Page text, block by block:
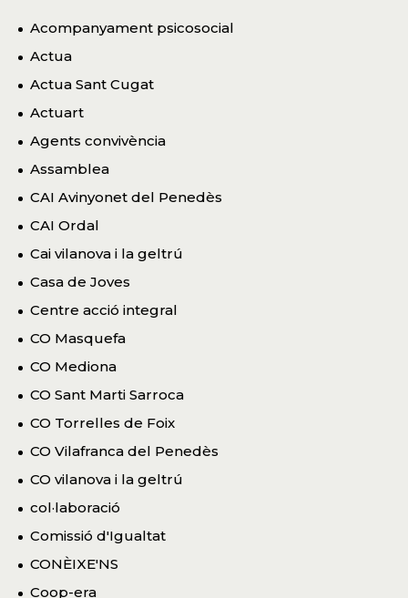
Acompanyament psicosocial
Actua
Actua Sant Cugat
Actuart
Agents convivència
Assamblea
CAI Avinyonet del Penedès
CAI Ordal
Cai vilanova i la geltrú
Casa de Joves
Centre acció integral
CO Masquefa
CO Mediona
CO Sant Marti Sarroca
CO Torrelles de Foix
CO Vilafranca del Penedès
CO vilanova i la geltrú
col·laboració
Comissió d'Igualtat
CONÈIXE'NS
Coop-era